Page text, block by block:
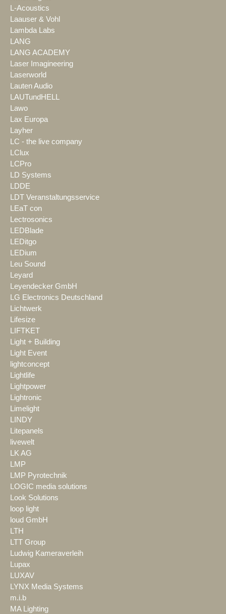
L-Acoustics
Laauser & Vohl
Lambda Labs
LANG
LANG ACADEMY
Laser Imagineering
Laserworld
Lauten Audio
LAUTundHELL
Lawo
Lax Europa
Layher
LC - the live company
LClux
LCPro
LD Systems
LDDE
LDT Veranstaltungsservice
LEaT con
Lectrosonics
LEDBlade
LEDitgo
LEDium
Leu Sound
Leyard
Leyendecker GmbH
LG Electronics Deutschland
Lichtwerk
Lifesize
LIFTKET
Light + Building
Light Event
lightconcept
Lightlife
Lightpower
Lightronic
Limelight
LINDY
Litepanels
livewelt
LK AG
LMP
LMP Pyrotechnik
LOGIC media solutions
Look Solutions
loop light
loud GmbH
LTH
LTT Group
Ludwig Kameraverleih
Lupax
LUXAV
LYNX Media Systems
m.i.b
MA Lighting